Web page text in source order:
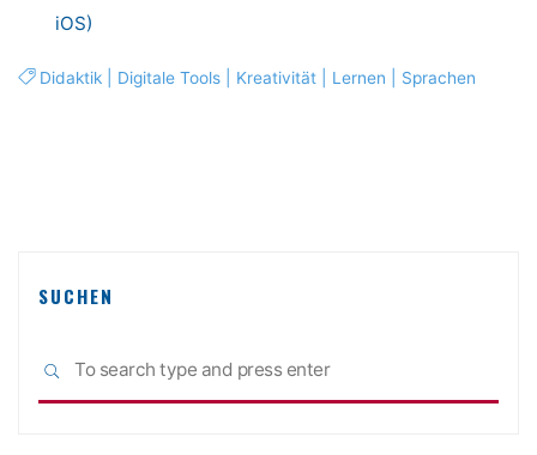
iOS)
Didaktik Digitale Tools Kreativität Lernen Sprachen
SUCHEN
SEARCH